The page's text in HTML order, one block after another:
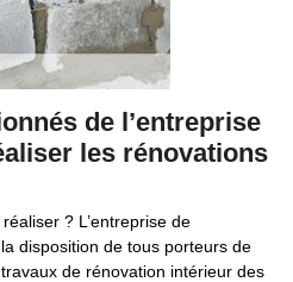
de l’entreprise
les rénovations
? L’entreprise de
disposition de tous porteurs de
de rénovation intérieur des